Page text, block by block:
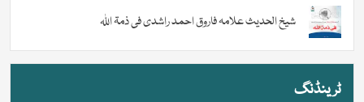
شیخ الحدیث علامہ فاروق احمد راشدی فی ذمۃ اللہ
ٹرینڈنگ